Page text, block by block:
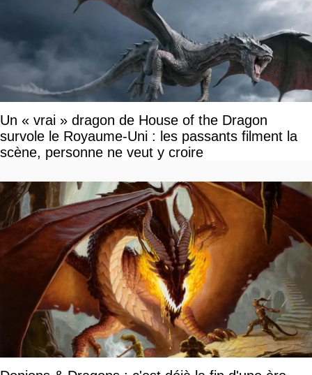
Un « vrai » dragon de House of the Dragon
survole le Royaume-Uni : les passants filment la
scène, personne ne veut y croire